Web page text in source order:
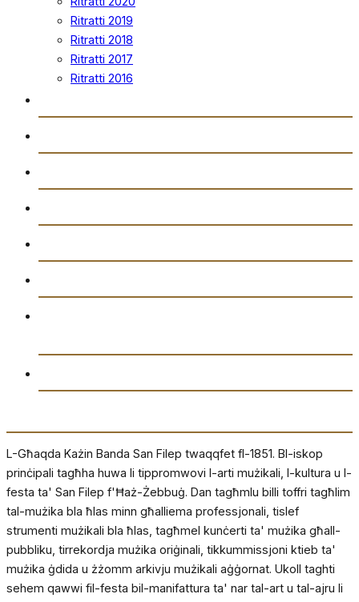
Ritratti 2019
Ritratti 2018
Ritratti 2017
Ritratti 2016
L-Għaqda Każin Banda San Filep twaqqfet fl-1851. Bl-iskop
prinċipali tagħha huwa li tippromwovi l-arti mużikali, l-kultura u l-
festa ta' San Filep f'Ħaż-Żebbuġ. Dan tagħmlu billi toffri tagħlim
tal-mużika bla ħlas minn għalliema professjonali, tislef
strumenti mużikali bla ħlas, tagħmel kunċerti ta' mużika għall-
pubbliku, tirrekordja mużika oriġinali, tikkummissjoni ktieb ta'
mużika ġdida u żżomm arkivju mużikali aġġornat. Ukoll taghti
sehem qawwi fil-festa bil-manifattura ta' nar tal-art u tal-ajru li